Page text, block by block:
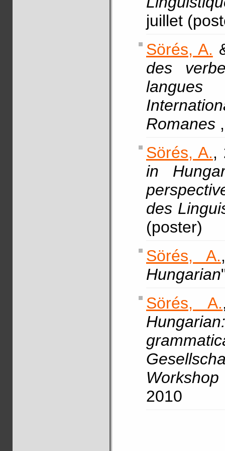
juillet
Sörés, A.
des
Romanes
Sörés, A.,
in
des
(poster)
Sörés, A.
Hungarian
Sörés, A.
2010